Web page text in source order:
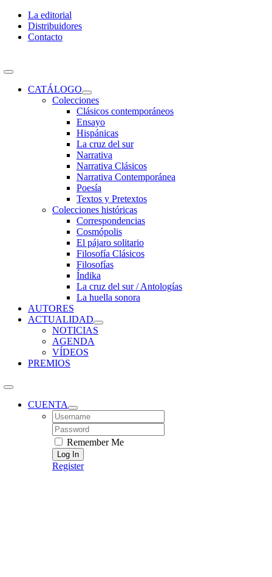
Skip
content
La editorial
Distribuidores
Contacto
Toggle
NavigationCATÁLOGO
Colecciones
Clásicos contemporáneos
Ensayo
Hispánicas
La cruz del sur
Narrativa
Narrativa Clásicos
Narrativa Contemporánea
Poesía
Textos y Pretextos
Colecciones históricas
Correspondencias
Cosmópolis
El pájaro solitario
Filosofía Clásicos
Filosofías
Índika
La cruz del sur / Antologías
La huella sonora
AUTORES
ACTUALIDAD
NOTICIAS
AGENDA
VÍDEOS
PREMIOS
CUENTA
Username:
Password:
Remember Me
Register